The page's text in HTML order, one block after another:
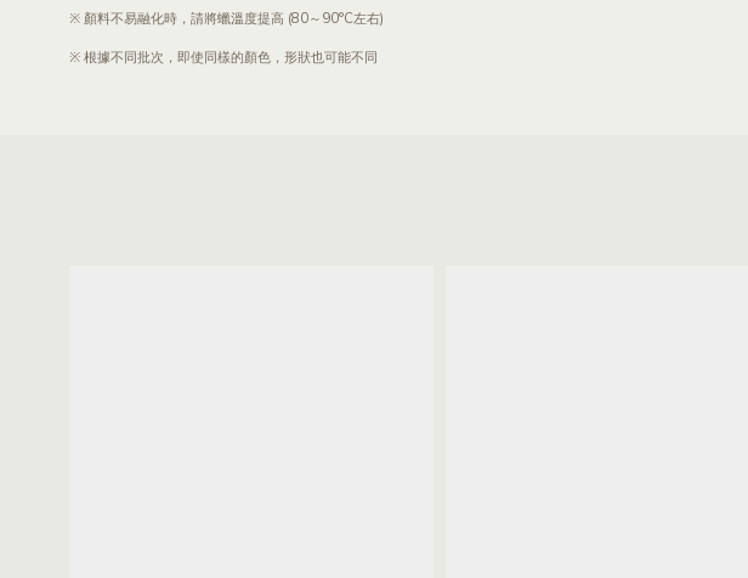
※ 顏料不易融化時，請將蠟溫度提高 (80～90°C左右)
※ 根據不同批次，即使同樣的顏色，形狀也可能不同